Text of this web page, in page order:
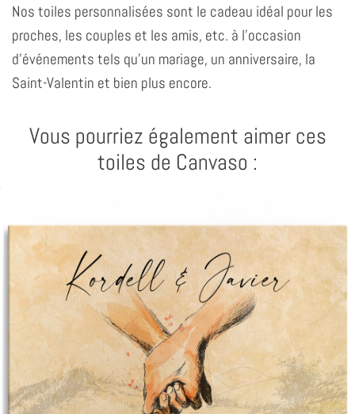
Nos toiles personnalisées sont le cadeau idéal pour les
proches, les couples et les amis, etc. à l'occasion
d'événements tels qu'un mariage, un anniversaire, la
Saint-Valentin et bien plus encore.
Vous pourriez également aimer ces
toiles de Canvaso :